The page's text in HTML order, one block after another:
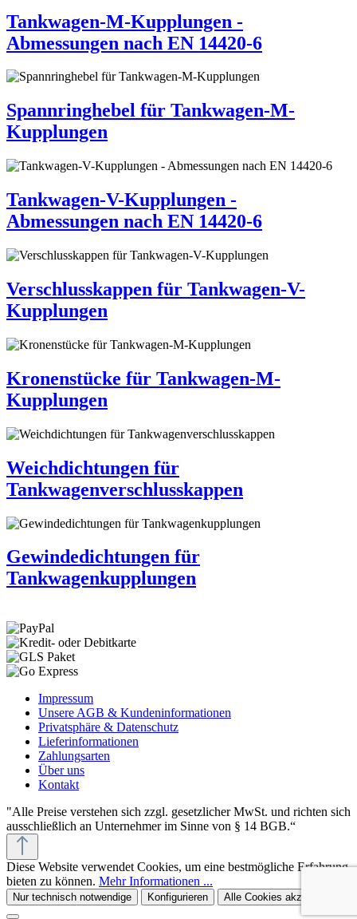
Tankwagen-M-Kupplungen -
Abmessungen nach EN 14420-6
Spannringhebel für Tankwagen-M-
Kupplungen
Tankwagen-V-Kupplungen -
Abmessungen nach EN 14420-6
Verschlusskappen für Tankwagen-V-
Kupplungen
Kronenstücke für Tankwagen-M-
Kupplungen
Weichdichtungen für
Tankwagenverschlusskappen
Gewindedichtungen für
Tankwagenkupplungen
Impressum
Unsere AGB & Kundeninformationen
Privatsphäre & Datenschutz
Lieferinformationen
Zahlungsarten
Über uns
Kontakt
"Alle Preise verstehen sich zzgl. gesetzlicher MwSt. und richten sich
ausschließlich an Unternehmer im Sinne von § 14 BGB.“
Diese Website verwendet Cookies, um eine bestmögliche Erfahrung
bieten zu können. Mehr Informationen ...
Nur technisch notwendige Konfigurieren Alle Cookies akzeptieren